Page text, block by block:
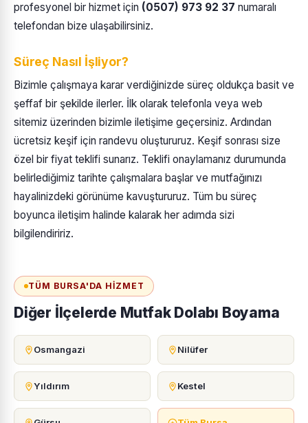
profesyonel bir hizmet için (0507) 973 92 37 numaralı
telefondan bize ulaşabilirsiniz.
Süreç Nasıl İşliyor?
Bizimle çalışmaya karar verdiğinizde süreç oldukça basit ve
şeffaf bir şekilde ilerler. İlk olarak telefonla veya web
sitemiz üzerinden bizimle iletişime geçersiniz. Ardından
ücretsiz keşif için randevu oluştururuz. Keşif sonrası size
özel bir fiyat teklifi sunarız. Teklifi onaylamanız durumunda
belirlediğimiz tarihte çalışmalara başlar ve mutfağınızı
hayalinizdeki görünüme kavuştururuz. Tüm bu süreç
boyunca iletişim halinde kalarak her adımda sizi
bilgilendiririz.
TÜM BURSA'DA HIZMET
Diğer İlçelerde Mutfak Dolabı Boyama
Osmangazi Nilüfer
Yıldırım Kestel